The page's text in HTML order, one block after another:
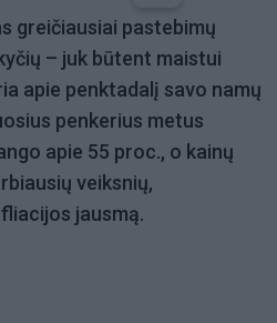
greičiausiai pastebimų
– juk būtent maistui
apie penktadalį savo namų
penkerius metus
apie 55 proc., o kainų
veiksnių,
jausmą.